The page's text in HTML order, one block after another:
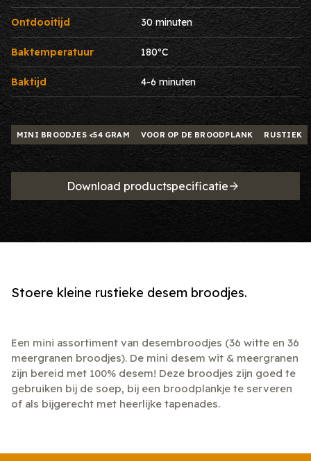
Ontdooitijd 30 minuten
Baktemperatuur 180ºC
Baktijd 4-6 minuten
MINI BROODJES <54 GRAM VOOR OP DE BROODPLANK RUSTIEK
Download productspecificatie
Stoere kleine rustieke desem broodjes.
Een mini assortiment van desembroodjes (36 witte en 36
meergranen broodjes). De mini desem wit & meergranen
zijn bereid met 100% desem! Deze broodjes zijn goed te
gebruiken bij de soep, bij een broodplankje te serveren
of als bijgerecht met heerlijke tapenades.